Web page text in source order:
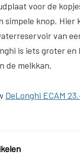
voor de
simpele knop. Hier
van
is iets groter en
de melkkan.
DeLonghi ECAM